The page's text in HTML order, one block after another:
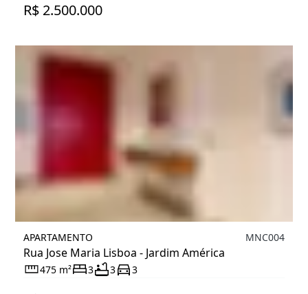
R$ 2.500.000
APARTAMENTO
Rua Jose Maria Lisboa - Jardim América
MNC004
475 m² 3 3 3